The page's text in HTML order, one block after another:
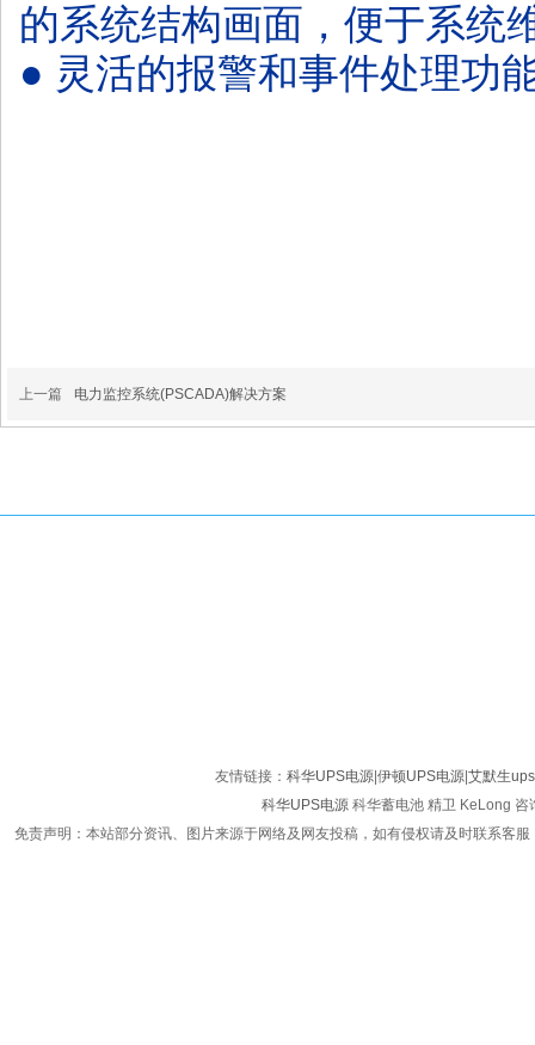
的系统结构画面，便于系统
● 灵活的报警和事件处理功
上一篇 电力监控系统(PSCADA)解决方案
友情链接： 科华UPS电源 伊顿UPS电源 艾默生
科华UPS电源 科华蓄电池 精卫 KeLong
免责声明：本站部分资讯、图片来源于网络及网友投稿，如有侵权请及时联系客